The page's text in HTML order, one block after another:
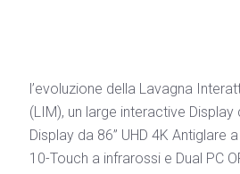
l’evoluzione della Lavagna
(LIM), un large interactive
Display da 86” UHD 4K Antiglare
10-Touch a infrarossi e Dual PC